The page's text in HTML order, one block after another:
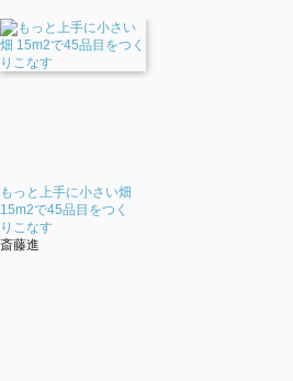
もっと上手に小さい畑
15m2で45品目をつく
りこなす
斎藤進